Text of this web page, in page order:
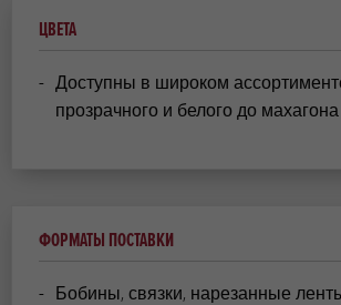
ЦВЕТА
Доступны в широком
прозрачного и белого до
ФОРМАТЫ ПОСТАВКИ
Бобины, связки, нарезанные